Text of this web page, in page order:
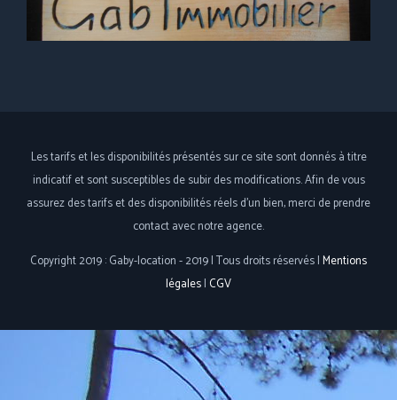
Les tarifs et les disponibilités présentés sur ce site sont donnés à titre
indicatif et sont susceptibles de subir des modifications. Afin de vous
assurez des tarifs et des disponibilités réels d'un bien, merci de prendre
contact avec notre agence.
Copyright 2019 : Gaby-location - 2019 | Tous droits réservés |Mentions
légales| CGV